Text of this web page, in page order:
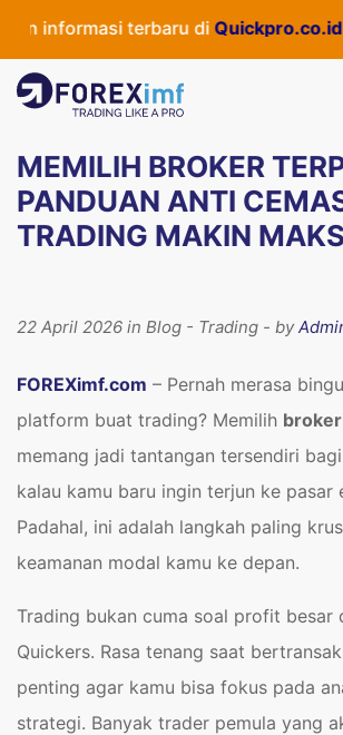
terbaru diQuickpro.co.id
MEMILIH BROKER
PANDUAN ANTI
TRADING MAKIN
22 April 2026 in Blog - Trading - by
FOREXimf.com – Pernah merasa
platform buat trading? Memilih
memang jadi tantangan tersendiri
kalau kamu baru ingin terjun ke pasar
Padahal, ini adalah langkah paling
keamanan modal kamu ke depan.
Trading bukan cuma soal profit besar
Quickers. Rasa tenang saat
penting agar kamu bisa fokus pada
strategi. Banyak trader pemula yang